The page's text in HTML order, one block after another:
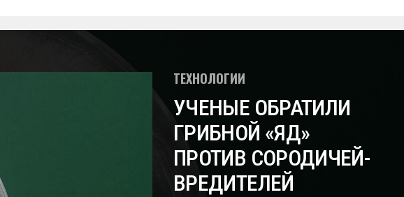
ТЕХНОЛОГИИ
УЧЕНЫЕ ОБРАТИЛИ
ГРИБНОЙ «ЯД»
ПРОТИВ СОРОДИЧЕЙ-
ВРЕДИТЕЛЕЙ